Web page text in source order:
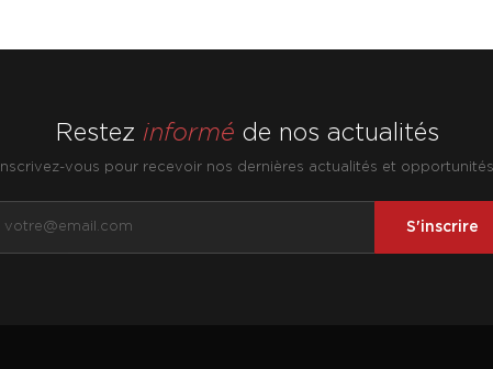
Restez informé de nos actualités
Inscrivez-vous pour recevoir nos dernières actualités et
S'inscrire